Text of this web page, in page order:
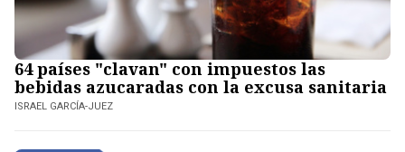
64 países "clavan" con impuestos las
bebidas azucaradas con la excusa sanitaria
ISRAEL GARCÍA-JUEZ